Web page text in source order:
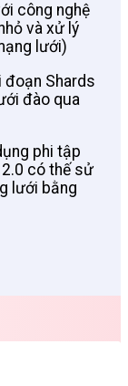
công nghệ
và xử lý
lưới)
đoạn Shards
đào qua
phi tập
có thế sử
lưới bằng